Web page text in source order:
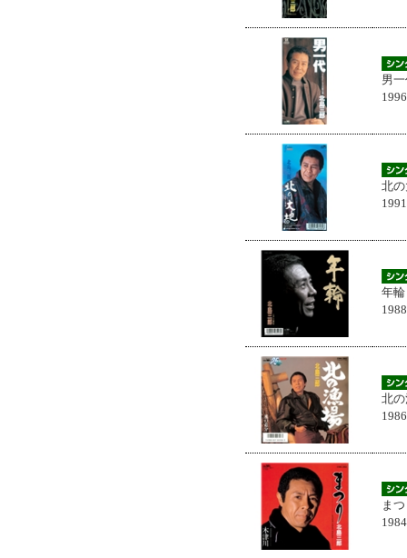
男
北
年輪
北
ま